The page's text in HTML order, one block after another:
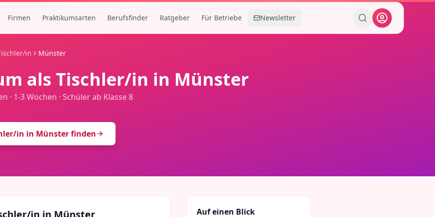
Firmen Praktikumsarten Berufsfinder Ratgeber Für Betriebe Newsletter
in Münster
als Tischler/in in Münster
· 1-3 Wochen · Schüler ab Klasse 8
in in Münsterfinden
in in Münster Auf einen Blick